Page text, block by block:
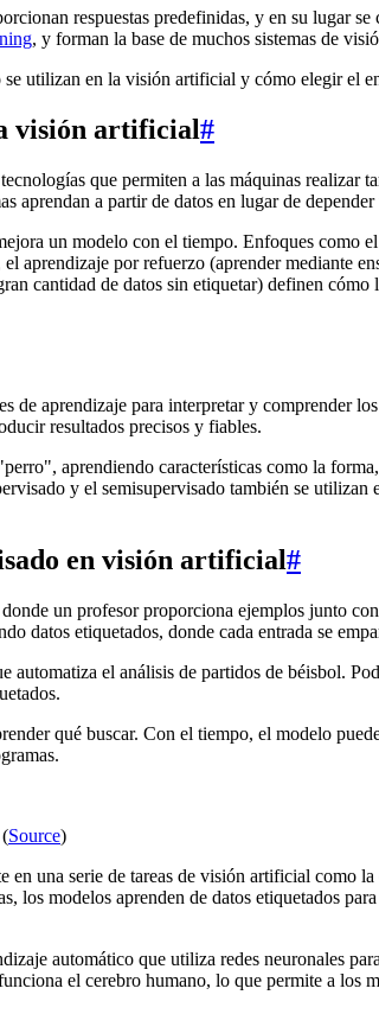
respuestas predefinidas, y en su lugar
, y forman la base de muchos sistemas de
utilizan en la visión artificial y cómo elegir el
visión artificial#
que permiten a las máquinas realizar
aprendan a partir de datos en lugar de
un modelo con el tiempo. Enfoques como
aprendizaje por refuerzo (aprender mediante
cantidad de datos sin etiquetar) definen cómo
aprendizaje para interpretar y comprender
resultados precisos y fiables.
aprendiendo características como la
y el semisupervisado también se
en visión artificial#
un profesor proporciona ejemplos junto
datos etiquetados, donde cada entrada se
el análisis de partidos de béisbol.
qué buscar. Con el tiempo, el modelo
Source)
una serie de tareas de visión artificial como
los modelos aprenden de datos etiquetados
automático que utiliza redes neuronales
el cerebro humano, lo que permite a los